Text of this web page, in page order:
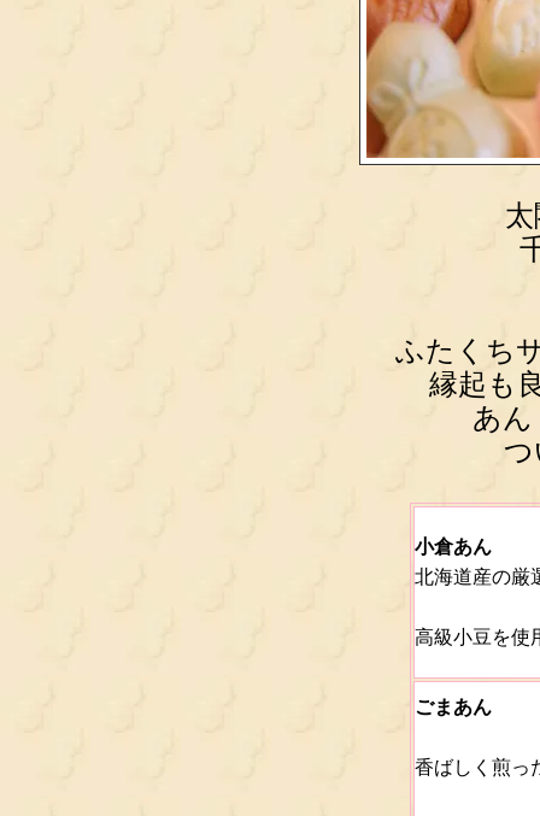
ふたくち
縁起も
あん
つ
小倉あん
北海道産の厳
高級小豆を使
ごまあん
香ばしく煎っ